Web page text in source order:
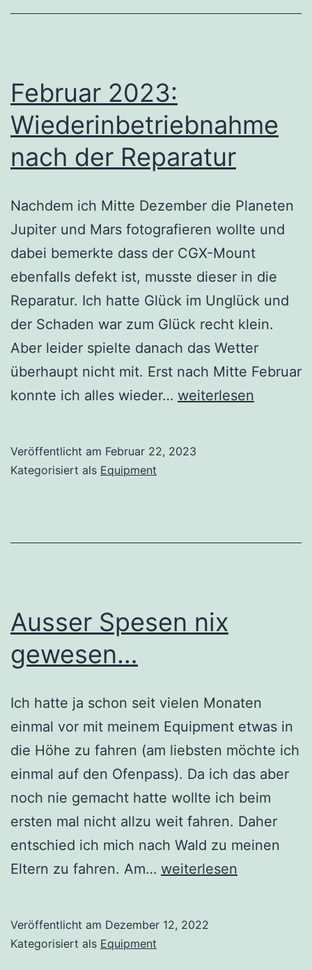
Februar 2023:
Wiederinbetriebnahme
nach der Reparatur
Nachdem ich Mitte Dezember die Planeten
Jupiter und Mars fotografieren wollte und
dabei bemerkte dass der CGX-Mount
ebenfalls defekt ist, musste dieser in die
Reparatur. Ich hatte Glück im Unglück und
der Schaden war zum Glück recht klein.
Aber leider spielte danach das Wetter
überhaupt nicht mit. Erst nach Mitte Februar
konnte ich alles wieder… Februar
weiterlesen
Veröffentlicht am Februar 22, 2023
Kategorisiert als Equipment
Ausser Spesen nix
gewesen…
Ich hatte ja schon seit vielen Monaten
einmal vor mit meinem Equipment etwas in
die Höhe zu fahren (am liebsten möchte ich
einmal auf den Ofenpass). Da ich das aber
noch nie gemacht hatte wollte ich beim
ersten mal nicht allzu weit fahren. Daher
entschied ich mich nach Wald zu meinen
Eltern zu fahren. Am… Ausser
weiterlesen
Veröffentlicht am Dezember 12, 2022
Kategorisiert als Equipment